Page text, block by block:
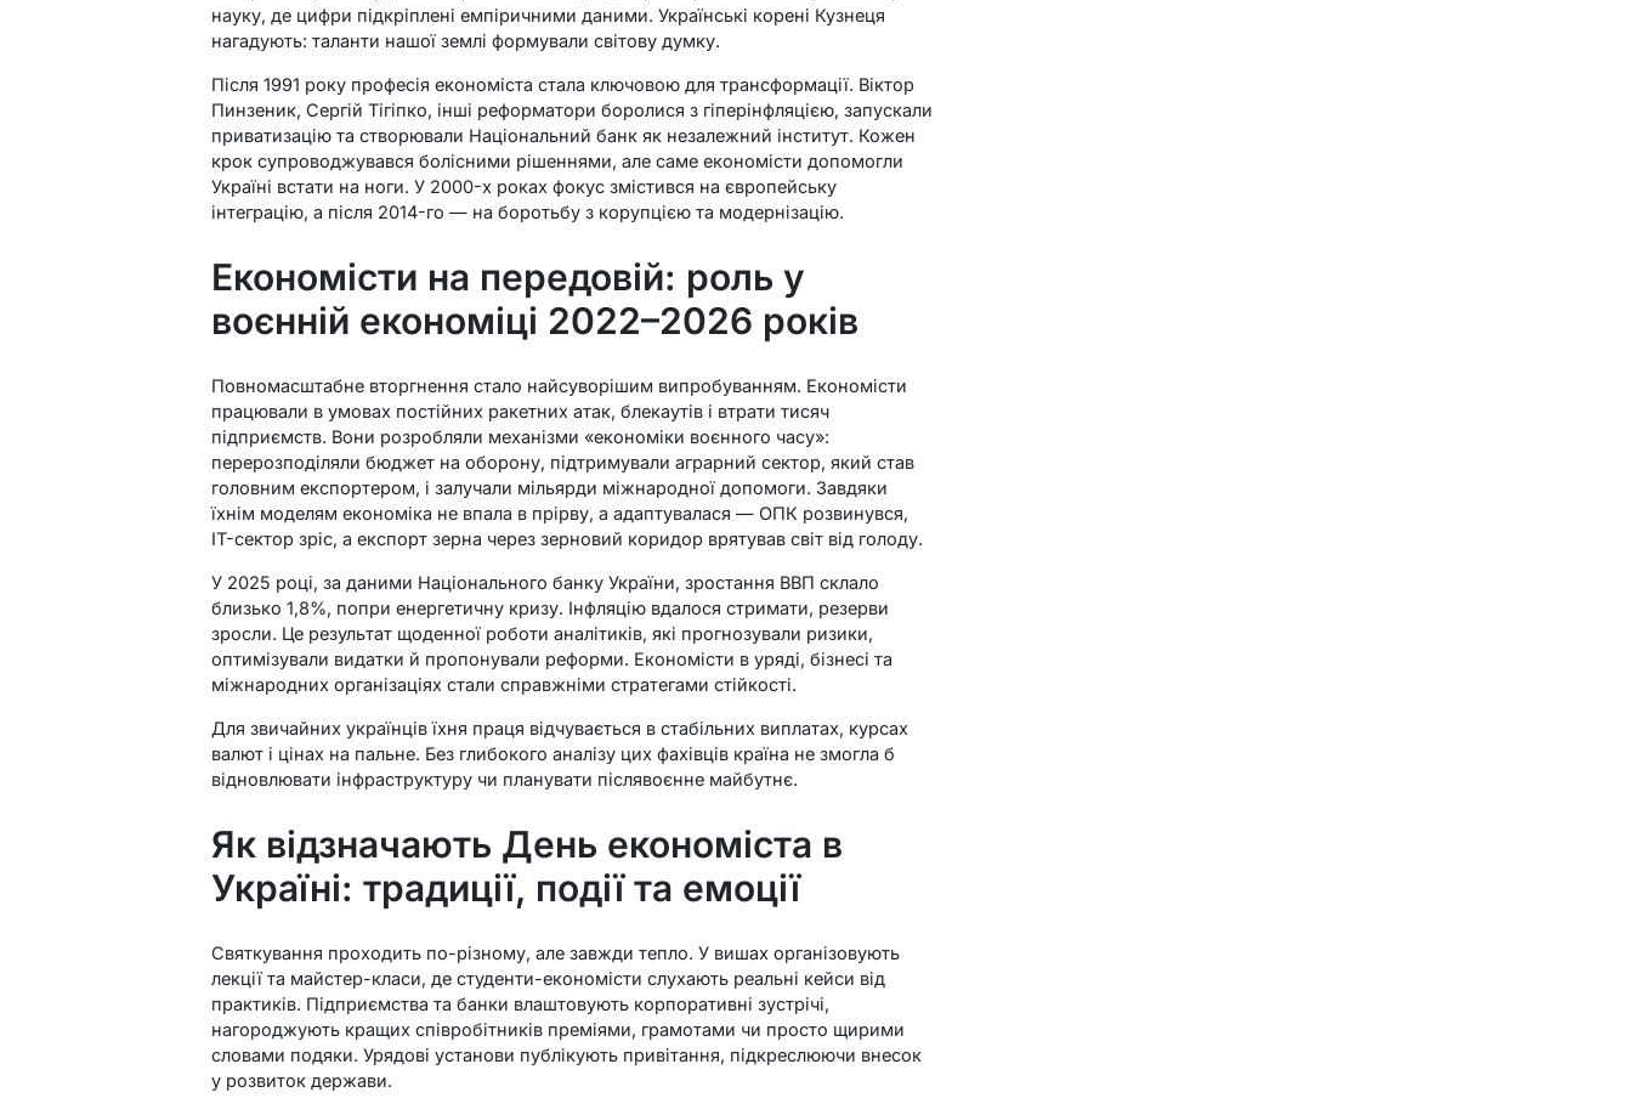
науку, де цифри підкріплені емпіричними даними. Українські корені Кузнеця
нагадують: таланти нашої землі формували світову думку.
Після 1991 року професія економіста стала ключовою для трансформації. Віктор
Пинзеник, Сергій Тігіпко, інші реформатори боролися з гіперінфляцією, запускали
приватизацію та створювали Національний банк як незалежний інститут. Кожен
крок супроводжувався болісними рішеннями, але саме економісти допомогли
Україні встати на ноги. У 2000-х роках фокус змістився на європейську
інтеграцію, а після 2014-го — на боротьбу з корупцією та модернізацію.
Економісти на передовій: роль у
воєнній економіці 2022–2026 років
Повномасштабне вторгнення стало найсуворішим випробуванням. Економісти
працювали в умовах постійних ракетних атак, блекаутів і втрати тисяч
підприємств. Вони розробляли механізми «економіки воєнного часу»:
перерозподіляли бюджет на оборону, підтримували аграрний сектор, який став
головним експортером, і залучали мільярди міжнародної допомоги. Завдяки
їхнім моделям економіка не впала в прірву, а адаптувалася — ОПК розвинувся,
IT-сектор зріс, а експорт зерна через зерновий коридор врятував світ від голоду.
У 2025 році, за даними Національного банку України, зростання ВВП склало
близько 1,8%, попри енергетичну кризу. Інфляцію вдалося стримати, резерви
зросли. Це результат щоденної роботи аналітиків, які прогнозували ризики,
оптимізували видатки й пропонували реформи. Економісти в уряді, бізнесі та
міжнародних організаціях стали справжніми стратегами стійкості.
Для звичайних українців їхня праця відчувається в стабільних виплатах, курсах
валют і цінах на пальне. Без глибокого аналізу цих фахівців країна не змогла б
відновлювати інфраструктуру чи планувати післявоєнне майбутнє.
Як відзначають День економіста в
Україні: традиції, події та емоції
Святкування проходить по-різному, але завжди тепло. У вишах організовують
лекції та майстер-класи, де студенти-економісти слухають реальні кейси від
практиків. Підприємства та банки влаштовують корпоративні зустрічі,
нагороджують кращих співробітників преміями, грамотами чи просто щирими
словами подяки. Урядові установи публікують привітання, підкреслюючи внесок
у розвиток держави.